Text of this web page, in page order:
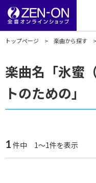
トップページ 楽曲から探す
楽曲名「氷蜜
トのための
1 件中 1～1件を表示